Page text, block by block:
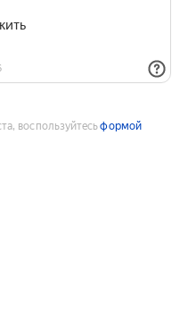
воспользуйтесьформой